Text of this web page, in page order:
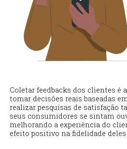
Coletar feedbacks dos clientes é
tomar decisões reais baseadas
realizar pesquisas de satisfação
seus consumidores se sintam
melhorando a experiência do
efeito positivo na fidelidade deles.